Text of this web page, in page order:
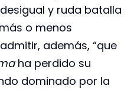
y ruda batalla
o menos
además, “que
ha perdido su
dominado por la